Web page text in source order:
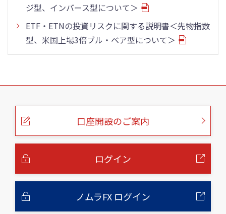
ジ型、インバース型について＞
ETF・ETNの投資リスクに関する説明書＜先物指数
型、米国上場3倍ブル・ベア型について＞
こ
口座開設のご案内
ログイン
ノムラFX ログイン